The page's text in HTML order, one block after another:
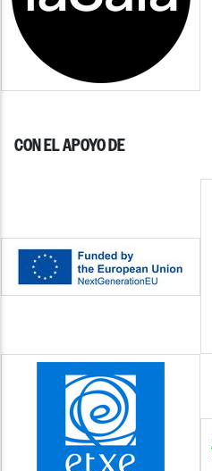
CON EL APOYO DE